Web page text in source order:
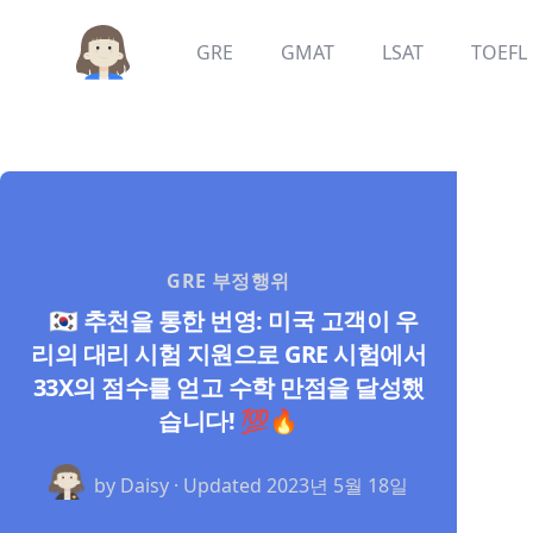
GRE GMAT LSAT TOEFL
GRE 부정행위
🇰🇷 추천을 통한 번영: 미국 고객이 우
리의 대리 시험 지원으로 GRE 시험에서
33X의 점수를 얻고 수학 만점을 달성했
습니다! 💯🔥
by Daisy · Updated 2023년 5월 18일